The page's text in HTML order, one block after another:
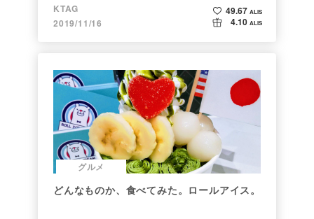
KTAG
2019/11/16
49.67 ALIS
4.10 ALIS
グルメ
どんなものか、食べてみた。ロールアイス。